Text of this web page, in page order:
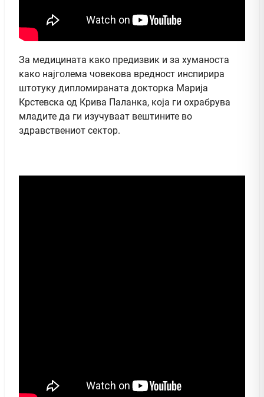
За медицината како предизвик и за хуманоста
како најголема човекова вредност инспирира
штотуку дипломираната докторка Марија
Крстевска од Крива Паланка, која ги охрабрува
младите да ги изучуваат вештините во
здравствениот сектор.